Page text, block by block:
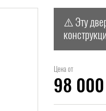
⚠️ Эту
Цена от
98 000